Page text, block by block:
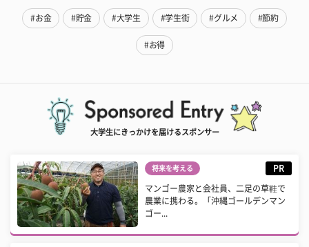
#お金 #貯金 #大学生 #学生街 #グルメ #節約
#お得
大学生にきっかけを届けるスポンサー
将来を考える PR
マンゴー農家と会社員、二足の草鞋で
農業に携わる。「沖縄ゴールデンマン
ゴー...